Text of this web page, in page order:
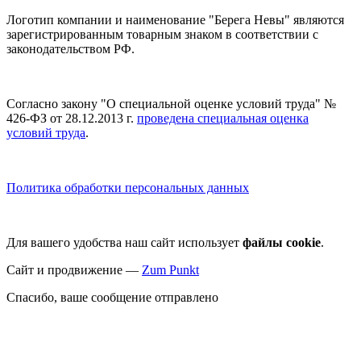
Логотип компании и наименование "Берега Невы" являются
зарегистрированным товарным знаком в соответствии с
законодательством РФ.
Согласно закону "О специальной оценке условий труда" №
426-ФЗ от 28.12.2013 г. проведена специальная оценка
условий труда.
Политика обработки персональных данных
Для вашего удобства наш сайт использует файлы cookie.
Сайт и продвижение — Zum Punkt
Спасибо, ваше сообщение отправлено